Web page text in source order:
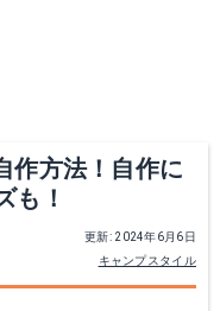
作方法！自作に
も！
更新: 2024年6月6日
キャンプスタイル